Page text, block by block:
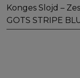
Konges Slojd –
GOTS STRIPE